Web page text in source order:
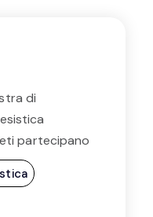
di
partecipano